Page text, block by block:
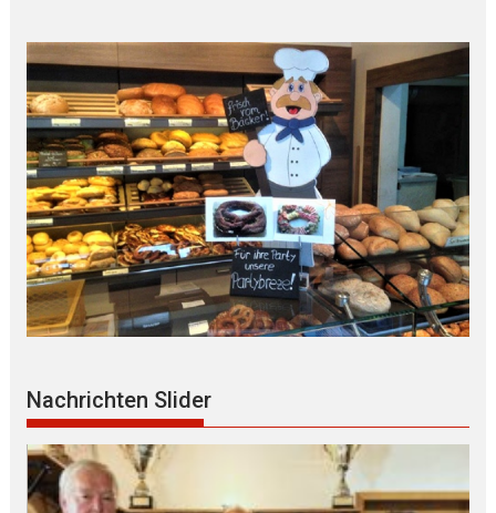
Nachrichten Slider